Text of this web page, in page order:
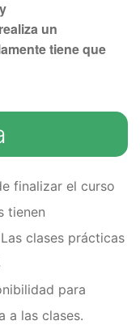
un
tiene que
finalizar el curso
tienen
clases prácticas
para
a las clases.